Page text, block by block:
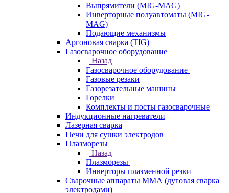
Выпрямители (MIG-MAG)
Инверторные полуавтоматы (MIG-
MAG)
Подающие механизмы
Аргоновая сварка (TIG)
Газосварочное оборудование
Назад
Газосварочное оборудование
Газовые резаки
Газорезательные машины
Горелки
Комплекты и посты газосварочные
Индукционные нагреватели
Лазерная сварка
Печи для сушки электродов
Плазморезы
Назад
Плазморезы
Инверторы плазменной резки
Сварочные аппараты ММА (дуговая сварка
электродами)